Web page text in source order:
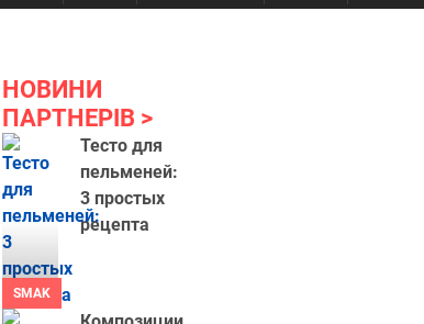
НОВИНИ
ПАРТНЕРІВ
SMAK
Тесто для
пельменей:
3 простых
рецепта